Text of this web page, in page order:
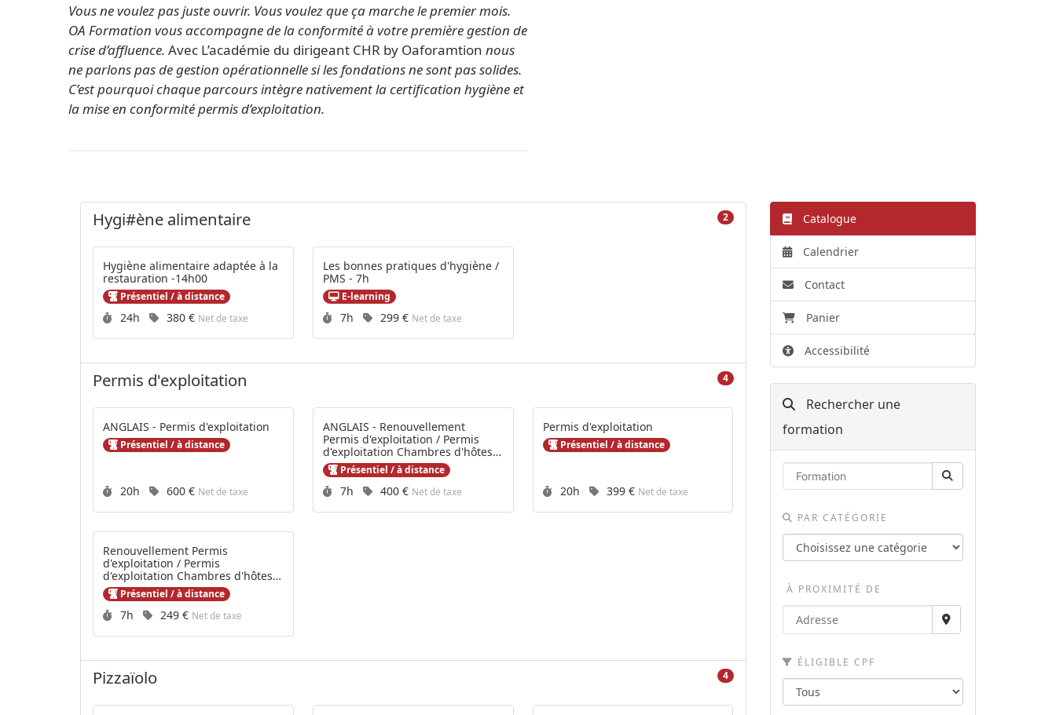
Vous ne voulez pas juste ouvrir. Vous voulez que ça marche le premier mois.
OA Formation vous accompagne de la conformité à votre première gestion de
crise d’affluence. Avec L’académie du dirigeant CHR by Oaforamtion nous
ne parlons pas de gestion opérationnelle si les fondations ne sont pas solides.
C’est pourquoi chaque parcours intègre nativement la certification hygiène et
la mise en conformité permis d’exploitation.
Catalogue
Hygi#ène alimentaire 2
Hygiène alimentaire adaptée à la
restauration -14h00
Présentiel / à distance
Durée :
24h Prix :
380 € Net de taxe
Les bonnes pratiques d'hygiène /
PMS - 7h
E-learning
Durée :
7h Prix :
299 € Net de taxe
Permis d'exploitation 4
ANGLAIS - Permis d'exploitation
Présentiel / à distance
Durée :
20h Prix :
600 € Net de taxe
ANGLAIS - Renouvellement
Permis d'exploitation / Permis
d'exploitation Chambres d'hôtes /
PV BAN
Présentiel / à distance
Durée :
7h Prix :
400 € Net de taxe
Permis d'exploitation
Présentiel / à distance
Durée :
20h Prix :
399 € Net de taxe
Renouvellement Permis
d'exploitation / Permis
d'exploitation Chambres d'hôtes /
PV BANPrésentiel / à distance
Durée :
7h Prix :
249 € Net de taxe
Pizzaïolo 4
Catalogue
Calendrier
Contact
Panier
Accessibilité
Rechercher une
formation
PAR CATÉGORIE
À PROXIMITÉ DE
ÉLIGIBLE CPF